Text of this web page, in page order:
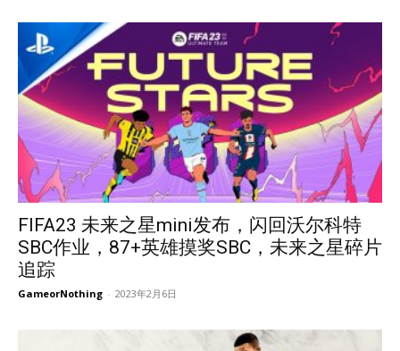
FIFA23 未来之星mini发布，闪回沃尔科特
SBC作业，87+英雄摸奖SBC，未来之星碎片
追踪
GameorNothing - 2023年2月6日